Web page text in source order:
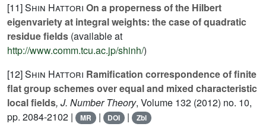
[11]Shin Hattori On a properness of the Hilbert
eigenvariety at integral weights: the case of quadratic
residue fields (available at
http://www.comm.tcu.ac.jp/shinh/)
[12]Shin Hattori Ramification correspondence of finite
flat group schemes over equal and mixed characteristic
local fields, J. Number Theory, Volume 132 (2012) no. 10,
pp. 2084-2102 |
MR | DOI | Zbl